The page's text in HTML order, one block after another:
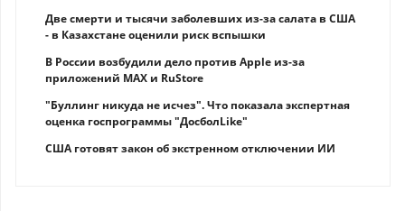
Две смерти и тысячи заболевших из-за салата в США
- в Казахстане оценили риск вспышки
В России возбудили дело против Apple из-за
приложений MAX и RuStore
"Буллинг никуда не исчез". Что показала экспертная
оценка госпрограммы "ДосболLike"
США готовят закон об экстренном отключении ИИ